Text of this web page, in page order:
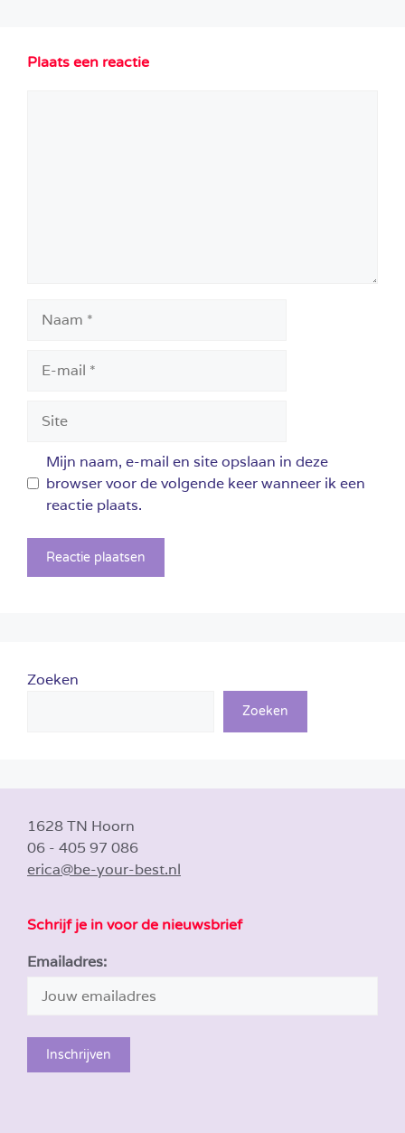
Plaats een reactie
mail
Mijn naam, e-mail en site opslaan in deze
browser voor de volgende keer wanneer ik een
reactie plaats.
Zoeken
Zoeken
1628 TN Hoorn
06 - 405 97 086
erica@be-your-best.nl
Schrijf je in voor de nieuwsbrief
Emailadres: